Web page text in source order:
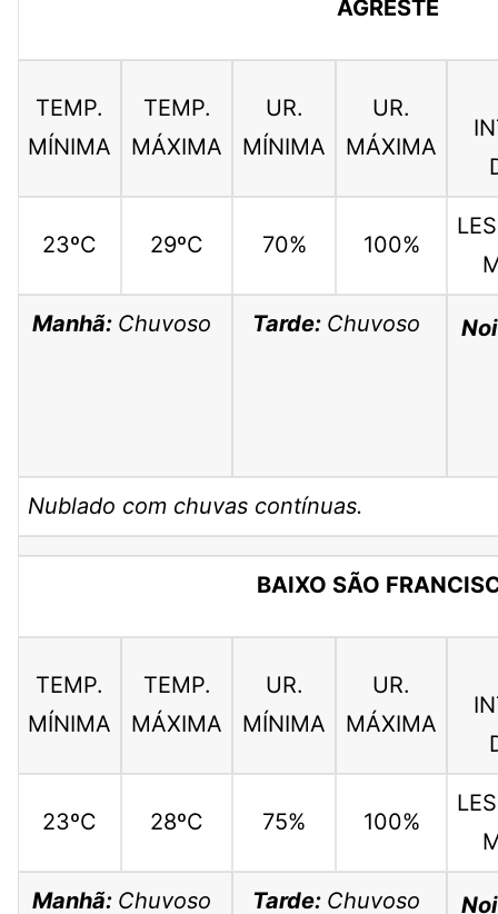
AGRESTE
TEMP.
MÍNIMA
TEMP.
MÁXIMA
UR.
MÍNIMA
UR.
MÁXIMA
23ºC 29ºC 70% 100%
Manhã: Chuvoso Tarde: Chuvoso
Nublado com chuvas contínuas.
BAIXO SÃO
TEMP.
MÍNIMA
TEMP.
MÁXIMA
UR.
MÍNIMA
UR.
MÁXIMA
23ºC 28ºC 75% 100%
Manhã: Chuvoso Tarde: Chuvoso